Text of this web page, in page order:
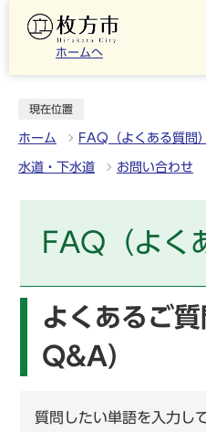
ホームへ
現在位置
ホーム FAQ（よくある質問）
水道・下水道 お問い合わせ
FAQ（よく
よくあるご
Q&A）
質問したい単語を入力し